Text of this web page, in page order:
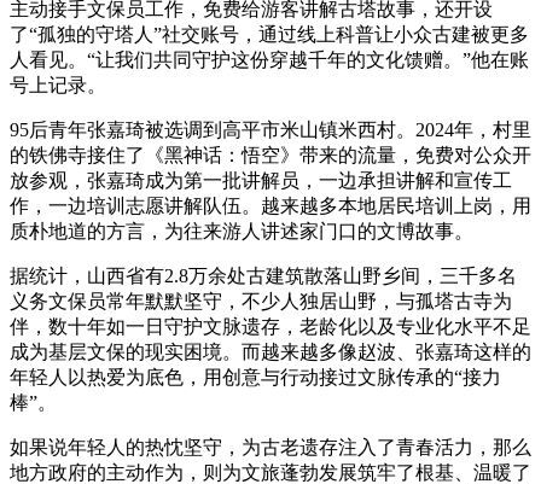
主动接手文保员工作，免费给游客讲解古塔故事，还开设
了“孤独的守塔人”社交账号，通过线上科普让小众古建被更多
人看见。“让我们共同守护这份穿越千年的文化馈赠。”他在账
号上记录。
95后青年张嘉琦被选调到高平市米山镇米西村。2024年，村里
的铁佛寺接住了《黑神话：悟空》带来的流量，免费对公众开
放参观，张嘉琦成为第一批讲解员，一边承担讲解和宣传工
作，一边培训志愿讲解队伍。越来越多本地居民培训上岗，用
质朴地道的方言，为往来游人讲述家门口的文博故事。
据统计，山西省有2.8万余处古建筑散落山野乡间，三千多名
义务文保员常年默默坚守，不少人独居山野，与孤塔古寺为
伴，数十年如一日守护文脉遗存，老龄化以及专业化水平不足
成为基层文保的现实困境。而越来越多像赵波、张嘉琦这样的
年轻人以热爱为底色，用创意与行动接过文脉传承的“接力
棒”。
如果说年轻人的热忱坚守，为古老遗存注入了青春活力，那么
地方政府的主动作为，则为文旅蓬勃发展筑牢了根基、温暖了